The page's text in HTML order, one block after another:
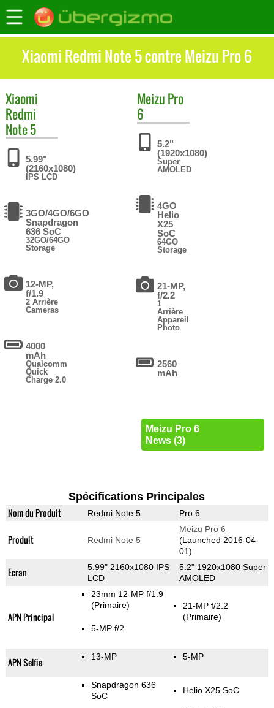
Xiaomi Redmi Note 5 contre Meizu Pro 6
Xiaomi
Redmi
Note 5
5.99"
(2160x1080)
IPS LCD
3GO/4GO/6GO
Snapdragon
636 SoC
32GO/64GO
Storage
12-MP,
f/1.9
2 Arrière
Cameras
4000
mAh
Qualcomm
Quick
Charge 2.0
Meizu Pro
6
5.2"
(1920x1080)
Super
AMOLED
4GO
Helio
X25
SoC
64GO
Storage
21-MP,
f/2.2
1
Arrière
Appareil
Photo
2560
mAh
Meizu Pro 6
News (3)
Spécifications Principales
Nom du Produit Redmi Note 5 Pro 6
Produit Redmi Note 5
Meizu Pro 6
(Launched 2016-04-
01)
Ecran
5.99" 2160x1080 IPS
LCD
5.2" 1920x1080 Super
AMOLED
APN Principal
23mm 12-MP f/1.9
(Primaire)
5-MP f/2
21-MP f/2.2
(Primaire)
APN Selfie 13-MP 5-MP
Snapdragon 636
SoC
Helio X25 SoC